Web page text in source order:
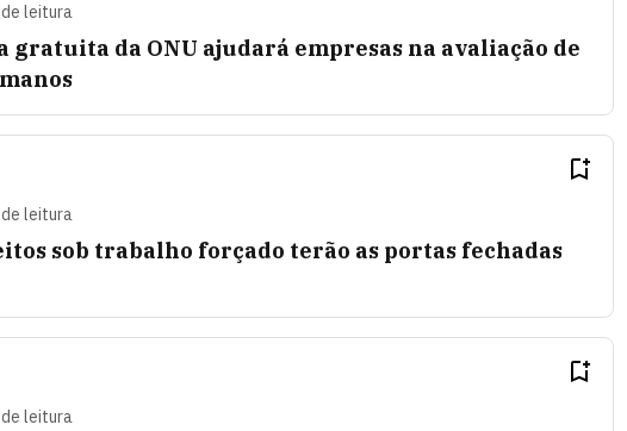
de leitura
gratuita da ONU ajudará empresas na avaliação de
de leitura
sob trabalho forçado terão as portas fechadas
de leitura